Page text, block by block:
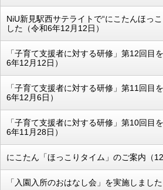
NiU新見駅西サテライトで“にこたんほっ
した（令和6年12月12日）
「子育て支援者に対する研修」第12回目
6年12月12日）
「子育て支援者に対する研修」第11回目
6年12月6日）
「子育て支援者に対する研修」第10回目
6年11月28日）
にこたん「ほっこりタイム」のご案内（
「入園入所のおはなし会」を実施しまし